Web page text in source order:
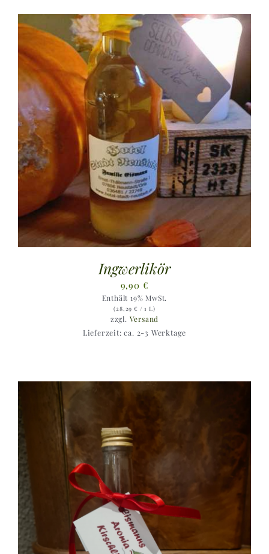
Ingwerlikör
9,90 €
Enthält 19% MwSt.
(28,29€ / 1 L)
zzgl. Versand
Lieferzeit: ca. 2-3 Werktage